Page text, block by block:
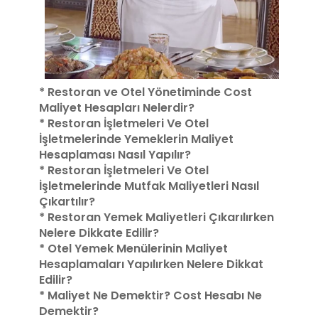
* Restoran ve Otel Yönetiminde Cost
Maliyet Hesapları Nelerdir?
* Restoran İşletmeleri Ve Otel
İşletmelerinde Yemeklerin Maliyet
Hesaplaması Nasıl Yapılır?
* Restoran İşletmeleri Ve Otel
İşletmelerinde Mutfak Maliyetleri Nasıl
Çıkartılır?
* Restoran Yemek Maliyetleri Çıkarılırken
Nelere Dikkate Edilir?
* Otel Yemek Menülerinin Maliyet
Hesaplamaları Yapılırken Nelere Dikkat
Edilir?
* Maliyet Ne Demektir? Cost Hesabı Ne
Demektir?